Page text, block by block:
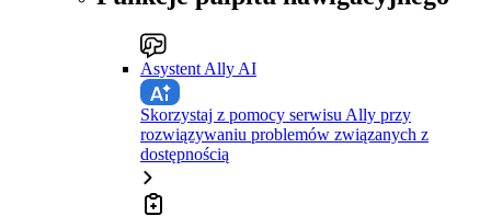
Asystent Ally AI
Skorzystaj z pomocy serwisu Ally przy
rozwiązywaniu problemów związanych z
dostępnością